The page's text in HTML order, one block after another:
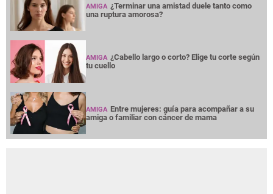
AMIGA ¿Terminar una amistad duele tanto como
una ruptura amorosa?
AMIGA ¿Cabello largo o corto? Elige tu corte según
tu cuello
AMIGA Entre mujeres: guía para acompañar a su
amiga o familiar con cáncer de mama